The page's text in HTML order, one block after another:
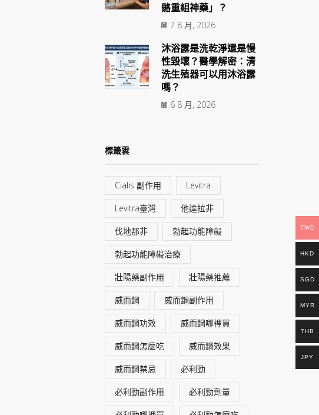
骼重組神藥」？
7 8 月, 2026
沐浴露是洗乾淨還是慢
性毀壞？醫學解密：清
洗生殖器可以用沐浴露
嗎？
6 8 月, 2026
標籤雲
Cialis 副作用 Levitra
Levitra臺灣 他達拉非
伐地那非 勃起功能障礙
勃起功能障礙治療
壯陽藥副作用 壯陽藥推薦
威而鋼 威而鋼副作用
威而鋼功效 威而鋼哪裡買
威而鋼怎麼吃 威而鋼效果
威而鋼禁忌 必利勁
必利勁副作用 必利勁劑量
TWD
HKD
SGD
MYR
THB
JPY